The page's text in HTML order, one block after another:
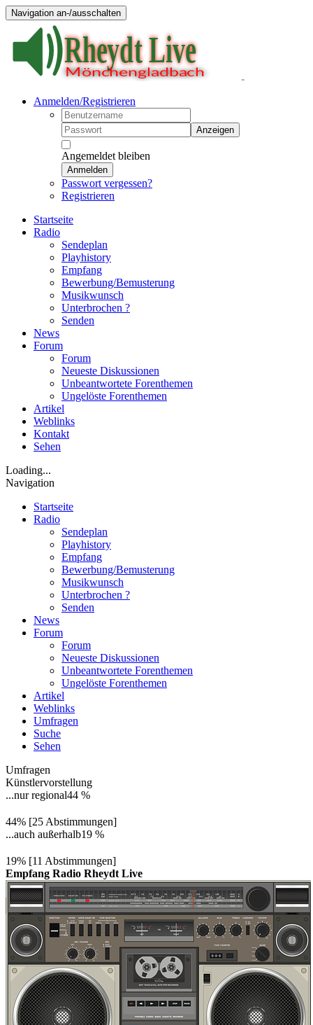
Navigation an-/ausschalten
Anmelden/Registrieren
Anzeigen
Angemeldet bleiben
Anmelden
Passwort vergessen?
Registrieren
Startseite
Radio
Sendeplan
Playhistory
Empfang
Bewerbung/Bemusterung
Musikwunsch
Unterbrochen ?
Senden
News
Forum
Forum
Neueste Diskussionen
Unbeantwortete Forenthemen
Ungelöste Forenthemen
Artikel
Weblinks
Kontakt
Sehen
Loading...
Navigation
Startseite
Radio
Sendeplan
Playhistory
Empfang
Bewerbung/Bemusterung
Musikwunsch
Unterbrochen ?
Senden
News
Forum
Forum
Neueste Diskussionen
Unbeantwortete Forenthemen
Ungelöste Forenthemen
Artikel
Weblinks
Umfragen
Suche
Sehen
Umfragen
Künstlervorstellung
...nur regional44 %
44% [25 Abstimmungen]
...auch außerhalb19 %
19% [11 Abstimmungen]
Empfang Radio Rheydt Live